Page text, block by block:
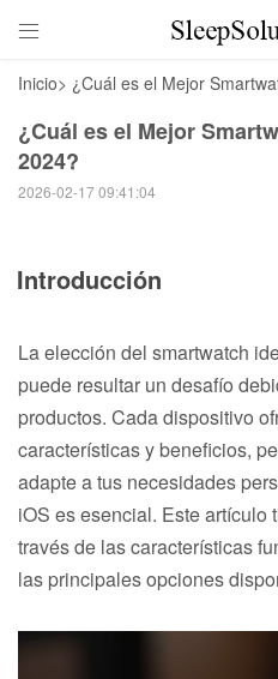

Inicio> ¿Cuál es el Mejor
¿Cuál es el Mejor
2024?
2026-02-17 09:41:04
Introducción
La elección del smartwatch
puede resultar un desafío
productos. Cada dispositivo
características y beneficios,
adapte a tus necesidades
iOS es esencial. Este artículo
través de las características
las principales opciones